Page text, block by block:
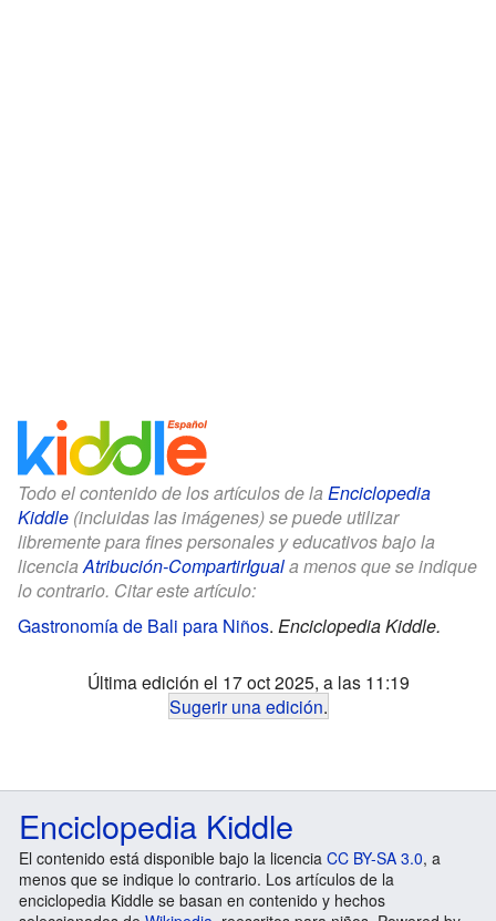
Todo el contenido de los artículos de la Enciclopedia
Kiddle (incluidas las imágenes) se puede utilizar
libremente para fines personales y educativos bajo la
licenciaAtribución-CompartirIguala menos que se indique
lo contrario. Citar este artículo:
Gastronomía de Bali para Niños. Enciclopedia Kiddle.
Última edición el 17 oct 2025, a las 11:19
Sugerir una edición.
Enciclopedia Kiddle
El contenido está disponible bajo la licencia CC BY-SA 3.0, a
menos que se indique lo contrario. Los artículos de la
enciclopedia Kiddle se basan en contenido y hechos